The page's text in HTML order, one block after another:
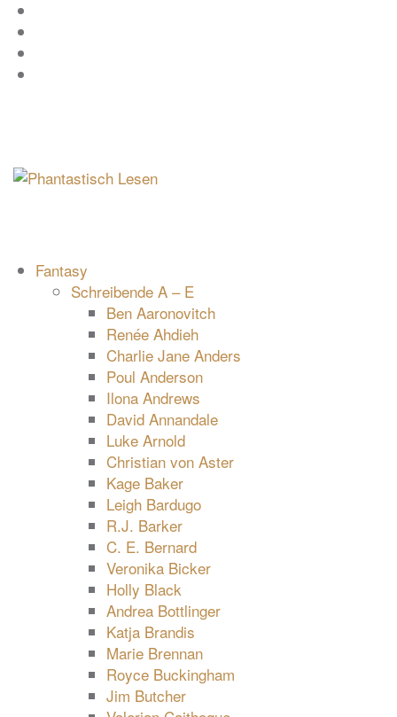
Zum
Inhalt
springen
Fantasy
Schreibende A – E
Ben Aaronovitch
Renée Ahdieh
Charlie Jane Anders
Poul Anderson
Ilona Andrews
David Annandale
Luke Arnold
Christian von Aster
Kage Baker
Leigh Bardugo
R.J. Barker
C. E. Bernard
Veronika Bicker
Holly Black
Andrea Bottlinger
Katja Brandis
Marie Brennan
Royce Buckingham
Jim Butcher